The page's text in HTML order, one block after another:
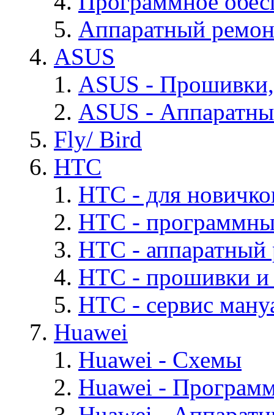
Аппаратный
ASUS
ASUS -
ASUS -
Fly/ Bird
HTC
HTC - для
HTC -
HTC - аппаратный
HTC - прошивки
HTC - cервис
Huawei
Huawei - Cхемы
Huawei -